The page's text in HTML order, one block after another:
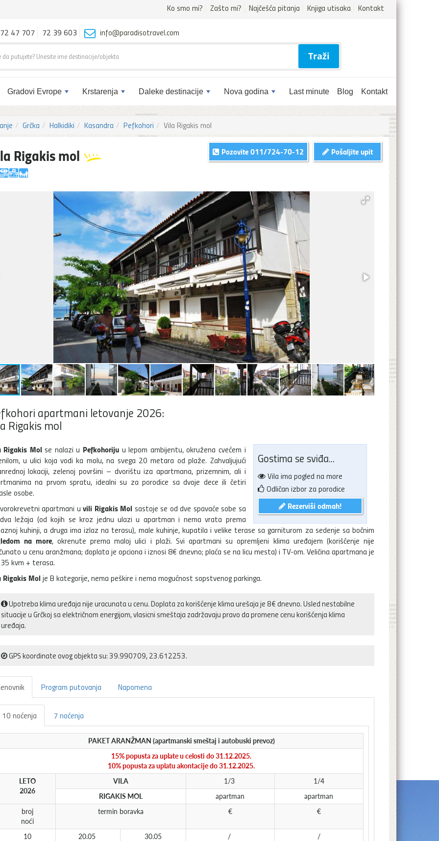
Ko smo mi? Zašto mi? Najčešća pitanja Knjiga utisaka Kontakt
Gradovi Evrope Krstarenja Daleke destinacije Nova godina Last minute Blog Kontakt
72 47 707 72 39 603 info@paradisotravel.com
Traži
Grčka Halkidiki Kasandra Pefkohori Vila Rigakis mol
Rigakis mol Pošaljite upit
Pozovite011/724-70-12
apartmani letovanje 2026:
Rigakis mol
Gostima se sviđa...
Vila ima pogled na more
Odličan izbor za porodice
Rezerviši odmah!
Rigakis Mol se nalazi u Pefkohoriju u lepom ambijentu, okružena cvećem i
u ulici koja vodi ka molu, na svega 20 metara od plaže. Zahvaljujući
lokaciji, zelenoj površini – dvorištu iza apartmana, prizemnim, ali i
na prvom spratu, idealni su za porodice sa dvoje dece ili četiri
osobe.
apartmani uvili Rigakis Mol sastoje se od dve spavaće sobe sa
ležaja (od kojih se kroz jednu ulazi u apartman i nema vrata prema
kuhinji, a druga ima izlaz na terasu), male kuhinje, kupatila i velike terase sa garniturom za sedenje sa bočnim
na more, okrenute prema maloj ulici i plaži. Svi apartmani su opremljeni klima uređajem (korišćenje nije
u cenu aranžmana; doplata je opciona i iznosi 8€ dnevno; plaća se na licu mesta) i TV-om. Veličina apartmana je
kvm + terasa.
Rigakis Mol je B kategorije, nema peškire i nema mogućnost sopstvenog parkinga.
Upotreba klima uređaja nije uracunata u cenu. Doplata za korišćenje klima urešaja je 8€ dnevno. Usled nestabilne
situacije u Grčkoj sa električnom energijom, vlasicni smeštaja zadržavaju pravo da promene cenu korišćenja klima
uređaja.
GPS koordinate ovog objekta su: 39.990709, 23.612253.
Program putovanja Napomena
10 noćenja 7 noćenja
PAKET ARANŽMAN (apartmanski smeštaj i autobuski prevoz)
15% popusta za uplate u celosti do 31.12.2025.
10% popusta za uplatu akontacije do 31.12.2025.
LETO
2026
VILA 1/3
1/4
RIGAKIS MOL
apartman
apartman
broj
noći
termin boravka € €
10 20.05 30.05 /
/